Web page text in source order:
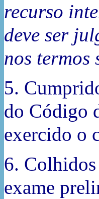
recurso
deve ser
nos termos
5.
do Código
exercido o
6.
exame